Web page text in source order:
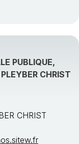
PUBLIQUE,
CHRIST
CHRIST